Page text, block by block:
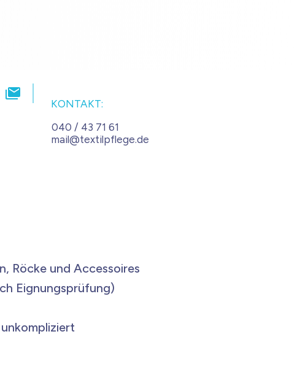
KONTAKT:
040 / 43 71 61
mail@textilpflege.de
Röcke und Accessoires
Eignungsprüfung)